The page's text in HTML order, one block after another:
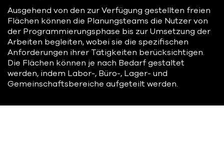
Ausgehend von den zur Verfügung gestellten freien
Flächen können die Planungsteams die Nutzer von
der Programmierungsphase bis zur Umsetzung der
Arbeiten begleiten, wobei sie die spezifischen
Anforderungen ihrer Tätigkeiten berücksichtigen.
Die Flächen können je nach Bedarf gestaltet
werden, indem Labor-, Büro-, Lager- und
Gemeinschaftsbereiche aufgeteilt werden.